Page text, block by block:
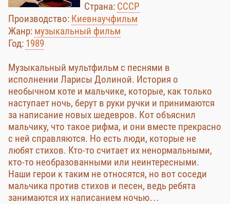
Страна: СССР
Производство: Киевнаучфильм
Жанр: музыкальный фильм
Год: 1989
Музыкальный мультфильм с песнями в
исполнении Ларисы Долиной. История о
необычном коте и мальчике, которые, как только
наступает ночь, берут в руки ручки и принимаются
за написание новых шедевров. Кот объяснил
мальчику, что такое рифма, и они вместе прекрасно
с ней справляются. Но есть люди, которые не
любят стихов. Кто-то считает их ненормальными,
кто-то необразованными или неинтересными.
Наши герои к таким не относятся, но вот соседи
мальчика против стихов и песен, ведь ребята
занимаются их написанием ночью…